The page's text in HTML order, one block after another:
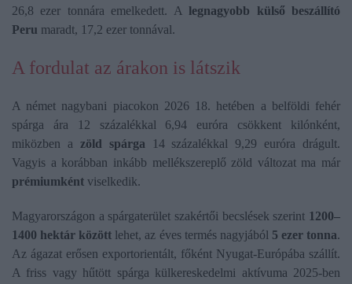
26,8 ezer tonnára emelkedett. A legnagyobb külső beszállító
Peru maradt, 17,2 ezer tonnával.
A fordulat az árakon is látszik
A német nagybani piacokon 2026 18. hetében a belföldi fehér
spárga ára 12 százalékkal 6,94 euróra csökkent kilónként,
miközben a zöld spárga 14 százalékkal 9,29 euróra drágult.
Vagyis a korábban inkább mellékszereplő zöld változat ma már
prémiumként viselkedik.
Magyarországon a spárgaterület szakértői becslések szerint 1200–
1400 hektár között lehet, az éves termés nagyjából 5 ezer tonna.
Az ágazat erősen exportorientált, főként Nyugat-Európába szállít.
A friss vagy hűtött spárga külkereskedelmi aktívuma 2025-ben